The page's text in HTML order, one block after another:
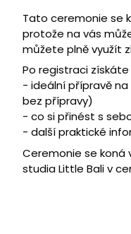
Tato ceremonie se
protože na vás
můžete plně využít
Po registraci
- ideální přípravě
bez přípravy)
- co si přinést s
- další praktické
Ceremonie se koná
studia Little Bali v